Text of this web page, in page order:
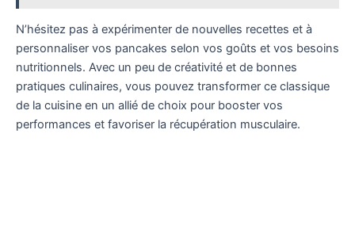
N’hésitez pas à expérimenter de nouvelles recettes et à
personnaliser vos pancakes selon vos goûts et vos besoins
nutritionnels. Avec un peu de créativité et de bonnes
pratiques culinaires, vous pouvez transformer ce classique
de la cuisine en un allié de choix pour booster vos
performances et favoriser la récupération musculaire.